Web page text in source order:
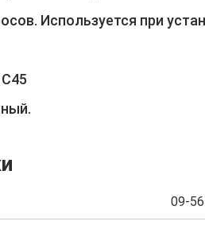
Используется при
09-